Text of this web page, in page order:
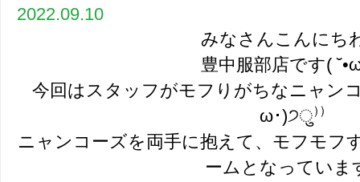
2022.09.10
みなさんこんにち
豊中服部店です(
今回はスタッフがモフりがちなニャ
ω･)੭ु⁾⁾
ニャンコーズを両手に抱えて、モフモフ
ームとなっていま